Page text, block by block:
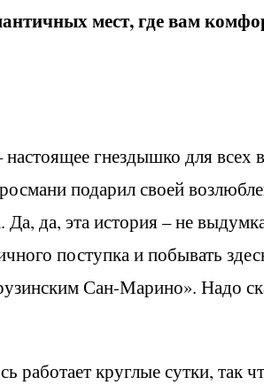
мест, где вам
настоящее гнездышко для
подарил своей
да, эта история – не
поступка и побывать
Сан-Марино». Надо
работает круглые сутки, так